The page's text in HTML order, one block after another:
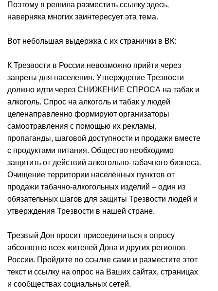
Поэтому я решила разместить ссылку здесь,
наверняка многих заинтересует эта тема.
Вот небольшая выдержка с их странички в ВК:
К Трезвости в России невозможно прийти через
запреты для населения. Утверждение Трезвости
должно идти через СНИЖЕНИЕ СПРОСА на табак и
алкоголь. Спрос на алкоголь и табак у людей
целенаправленно формируют организаторы
самоотравления с помощью их рекламы,
пропаганды, шаговой доступности и продажи вместе
с продуктами питания. Общество необходимо
защитить от действий алкогольно-табачного бизнеса.
Очищение территории населённых пунктов от
продажи табачно-алкогольных изделий – один из
обязательных шагов для защиты Трезвости людей и
утверждения Трезвости в нашей стране.
Трезвый Дон просит присоединиться к опросу
абсолютно всех жителей Дона и других регионов
России. Пройдите по ссылке сами и разместите этот
текст и ссылку на опрос на Ваших сайтах, страницах
и сообществах социальных сетей.